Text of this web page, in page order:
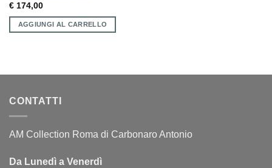
€174,00
AGGIUNGI AL CARRELLO
CONTATTI
AM Collection Roma di Carbonaro Antonio
Da Lunedì a Venerdì